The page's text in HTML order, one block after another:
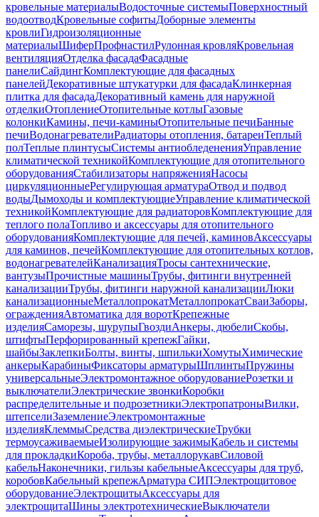
кровельные материалыВодосточные системыПоверхностный
водоотводКровельные софитыДоборные элементы
кровлиГидроизоляционные
материалыШиферПрофнастилРулонная кровляКровельная
вентиляцияОтделка фасадаФасадные
панелиСайдингКомплектующие для фасадных
панелейДекоративные штукатурки для фасадаКлинкерная
плитка для фасадаДекоративный камень для наружной
отделкиОтоплениеОтопительные котлыГазовые
колонкиКамины, печи-каминыОтопительные печиБанные
печиВодонагревателиРадиаторы отопления, батареиТеплый
полТеплые плинтусыСистемы антиобледененияУправление
климатической техникойКомплектующие для отопительного
оборудованияСтабилизаторы напряженияНасосы
циркуляционныеРегулирующая арматураОтвод и подвод
водыДымоходы и комплектующиеУправление климатической
техникойКомплектующие для радиаторовКомплектующие для
теплого полаТопливо и аксессуары для отопительного
оборудованияКомплектующие для печей, каминовАксессуары
для каминов, печейКомплектующие для отопительных котлов,
водонагревателейКанализацияТросы сантехнические,
вантузыПрочистные машиныТрубы, фитинги внутренней
канализацииТрубы, фитинги наружной канализацииЛюки
канализационныеМеталлопрокатМеталлопрокатСваиЗаборы,
огражденияАвтоматика для воротКрепежные
изделияСаморезы, шурупыГвоздиАнкеры, дюбелиСкобы,
штифтыПерфорированный крепежГайки,
шайбыЗаклепкиБолты, винты, шпилькиХомутыХимические
анкерыКарабиныФиксаторы арматурыШплинтыПружины
универсальныеЭлектромонтажное оборудованиеРозетки и
выключателиЭлектрические звонкиКоробки
распределительные и подрозетникиЭлектропатроныВилки,
штепселиЗаземлениеЭлектромонтажные
изделияКлеммыСредства диэлектрическиеТрубки
термоусаживаемыеИзолирующие зажимыКабель и системы
для прокладкиКороба, трубы, металлорукавСиловой
кабельНаконечники, гильзы кабельныеАксессуары для труб,
коробовКабельный крепежАрматура СИПЭлектрощитовое
оборудованиеЭлектрощитыАксессуары для
электрощитаШины электротехническиеВыключатели